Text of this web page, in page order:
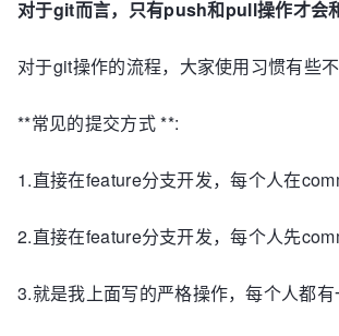
对于git而言，只有push和pull操作才会
对于git操作的流程，大家使用习惯有些
**常见的提交方式 **:
1.直接在feature分支开发，每个人在
2.直接在feature分支开发，每个人先
3.就是我上面写的严格操作，每个人都